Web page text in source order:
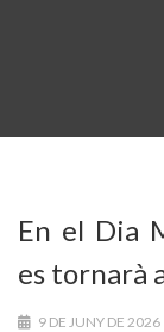
En el Dia
es tornarà
9 DE JUNY DE 2026